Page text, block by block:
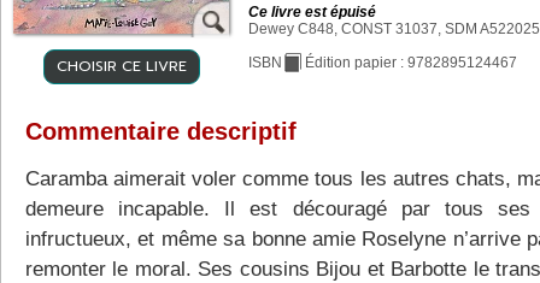
CHOISIR CE LIVRE
Ce livre est épuisé
Dewey C848, CONST 31037, SDM
ISBN Édition papier : 9782895124467
Commentaire descriptif
Caramba aimerait voler comme tous les autres chats,
demeure incapable. Il est découragé par tous ses
infructueux, et même sa bonne amie Roselyne n’arrive
remonter le moral. Ses cousins Bijou et Barbotte le